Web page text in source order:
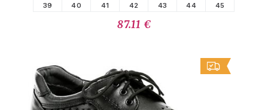
39 40 41 42 43 44 45
87.11 €